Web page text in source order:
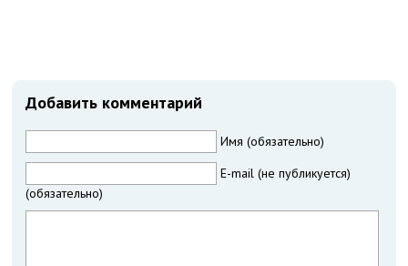
Добавить комментарий
Имя (обязательно)
E-mail (не публикуется)
(обязательно)